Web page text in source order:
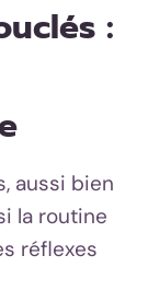
:
aussi bien
la routine
réflexes